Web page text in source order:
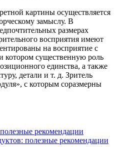
картины осуществляется
замыслу. В
размерах
восприятия имеют
на восприятие с
котором существенную роль
единства, а также
детали и т. д. Зритель
с которым соразмерны
полезные рекомендации